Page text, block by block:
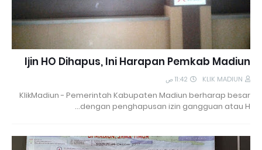
Ijin HO Dihapus, Ini Harapan Pemkab Madiun
KLIK MADIUN 11:42 ص
KlikMadiun - Pemerintah Kabupaten Madiun berharap besar
dengan penghapusan izin gangguan atau H…